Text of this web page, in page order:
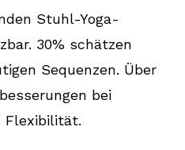
Stuhl-Yoga-
30% schätzen
Sequenzen. Über
bei
Flexibilität.